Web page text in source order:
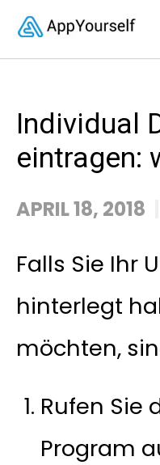
Individual
eintragen:
APRIL 18, 2018
Falls Sie Ihr
hinterlegt
möchten,
Rufen Sie
Program